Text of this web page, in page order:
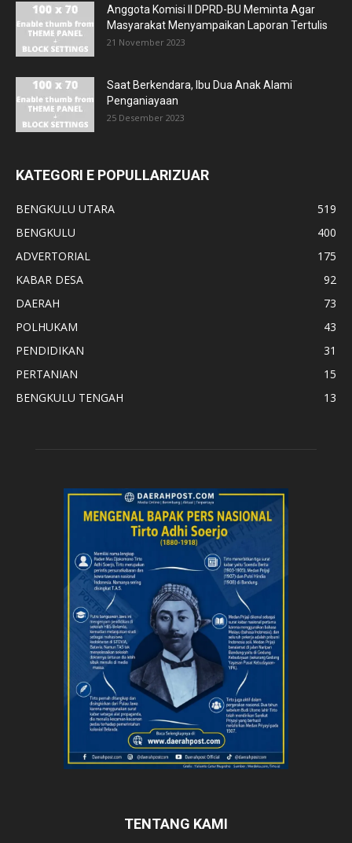
Anggota Komisi II DPRD-BU Meminta Agar
Masyarakat Menyampaikan Laporan Tertulis
21 November 2023
Saat Berkendara, Ibu Dua Anak Alami
Penganiayaan
25 Desember 2023
KATEGORI E POPULLARIZUAR
BENGKULU UTARA
519
BENGKULU
400
ADVERTORIAL
175
KABAR DESA
92
DAERAH
73
POLHUKAM
43
PENDIDIKAN
31
PERTANIAN
15
BENGKULU TENGAH
13
TENTANG KAMI